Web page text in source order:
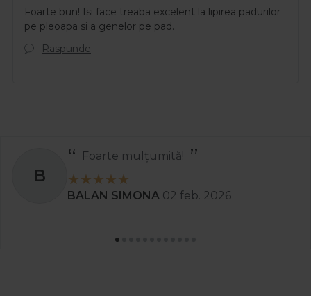
Foarte bun! Isi face treaba excelent la lipirea padurilor
pe pleoapa si a genelor pe pad.
Raspunde
S
Recomand
Stanciu Aura Andreea 02 apr. 2025